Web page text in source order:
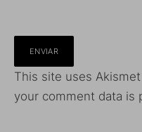
This site uses
your comment data is